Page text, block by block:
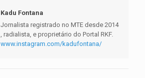
Kadu Fontana
Jornalista registrado no MTE desde 2014
, radialista, e proprietário do Portal RKF.
www.instagram.com/kadufontana/